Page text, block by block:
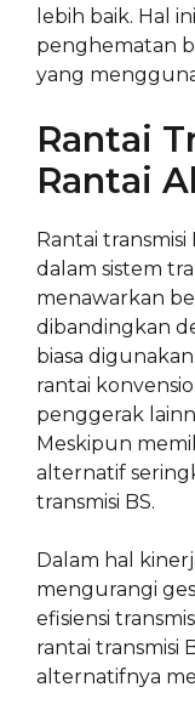
lebih baik. Hal
penghematan
yang
Rantai
Rantai
Rantai
dalam sistem
menawarkan
dibandingkan
biasa
rantai
penggerak
Meskipun
alternatif
transmisi BS.
Dalam hal
mengurangi
efisiensi
rantai transmisi
alternatifnya